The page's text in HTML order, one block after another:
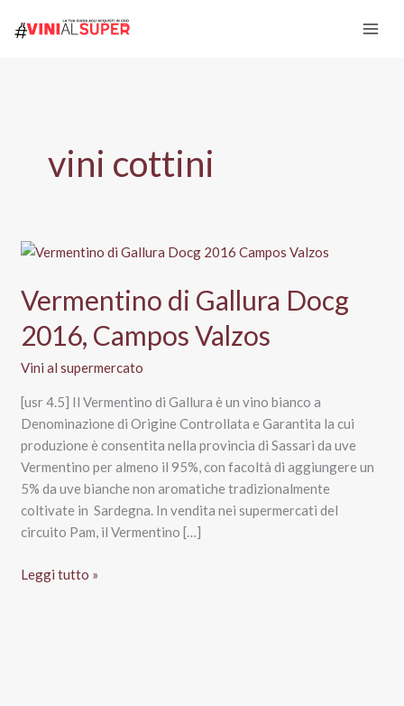
vini cottini
Vermentino di Gallura Docg
2016, Campos Valzos
Vini al supermercato
[usr 4.5] Il Vermentino di Gallura è un vino bianco a
Denominazione di Origine Controllata e Garantita la cui
produzione è consentita nella provincia di Sassari da uve
Vermentino per almeno il 95%, con facoltà di aggiungere un
5% da uve bianche non aromatiche tradizionalmente
coltivate in Sardegna. In vendita nei supermercati del
circuito Pam, il Vermentino […]
Vermentino
Leggi tutto »